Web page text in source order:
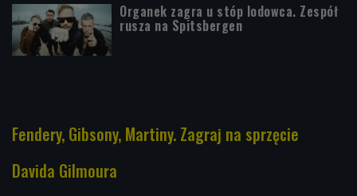
Organek zagra u stóp lodowca. Zespół
rusza na Spitsbergen
Fendery, Gibsony, Martiny. Zagraj na sprzęcie
Davida Gilmoura